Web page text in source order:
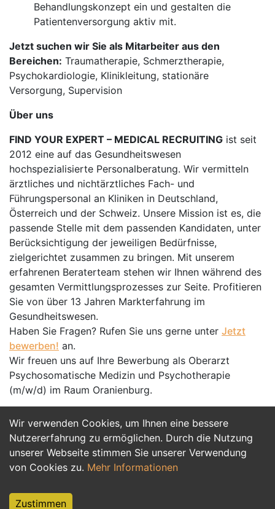
Wir verwenden Cookies, um Ihnen eine bessere
Nutzererfahrung zu ermöglichen. Durch die Nutzung
unserer Webseite stimmen Sie unserer Verwendung
von Cookies zu. Mehr Informationen
Zustimmen
Behandlungskonzept ein und gestalten die
Patientenversorgung aktiv mit.
Jetzt suchen wir Sie als Mitarbeiter aus den
Bereichen: Traumatherapie, Schmerztherapie,
Psychokardiologie, Klinikleitung, stationäre
Versorgung, Supervision
Über uns
FIND YOUR EXPERT – MEDICAL RECRUITING ist seit
2012 eine auf das Gesundheitswesen
hochspezialisierte Personalberatung. Wir vermitteln
ärztliches und nichtärztliches Fach- und
Führungspersonal an Kliniken in Deutschland,
Österreich und der Schweiz. Unsere Mission ist es, die
passende Stelle mit dem passenden Kandidaten, unter
Berücksichtigung der jeweiligen Bedürfnisse,
zielgerichtet zusammen zu bringen. Mit unserem
erfahrenen Beraterteam stehen wir Ihnen während des
gesamten Vermittlungsprozesses zur Seite. Profitieren
Sie von über 13 Jahren Markterfahrung im
Gesundheitswesen.
Haben Sie Fragen? Rufen Sie uns gerne unter Jetzt
bewerben! an.
Wir freuen uns auf Ihre Bewerbung als Oberarzt
Psychosomatische Medizin und Psychotherapie
(m/w/d) im Raum Oranienburg.
Jetzt Bewerben